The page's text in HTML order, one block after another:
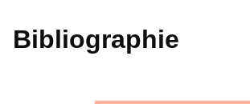
Bibliographie